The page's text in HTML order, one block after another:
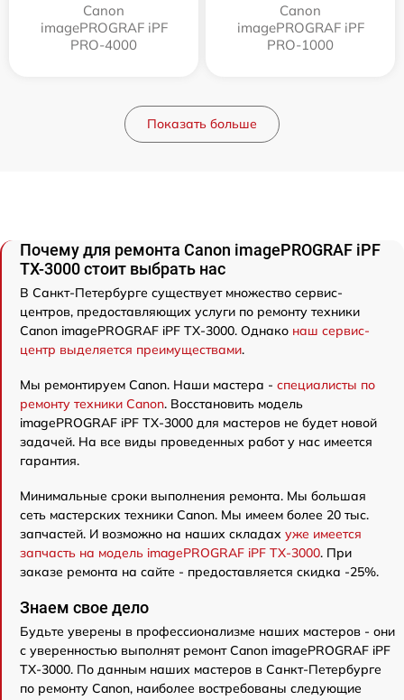
Canon
imagePROGRAF iPF
PRO-4000
Canon
imagePROGRAF iPF
PRO-1000
Показать больше
Почему для ремонта Canon imagePROGRAF iPF
TX-3000 стоит выбрать нас
В Санкт-Петербурге существует множество сервис-
центров, предоставляющих услуги по ремонту техники
Canon imagePROGRAF iPF TX-3000. Однако наш сервис-
центр выделяется преимуществами.
Мы ремонтируем Canon. Наши мастера - специалисты по
ремонту техники Canon. Восстановить модель
imagePROGRAF iPF TX-3000 для мастеров не будет новой
задачей. На все виды проведенных работ у нас имеется
гарантия.
Минимальные сроки выполнения ремонта. Мы большая
сеть мастерских техники Canon. Мы имеем более 20 тыс.
запчастей. И возможно на наших складах уже имеется
запчасть на модель imagePROGRAF iPF TX-3000. При
заказе ремонта на сайте - предоставляется скидка -25%.
Знаем свое дело
Будьте уверены в профессионализме наших мастеров - они
с уверенностью выполнят ремонт Canon imagePROGRAF iPF
TX-3000. По данным наших мастеров в Санкт-Петербурге
по ремонту Canon, наиболее востребованы следующие